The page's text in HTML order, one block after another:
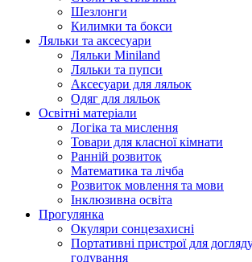
Шезлонги
Килимки та бокси
Ляльки та аксесуари
Ляльки Miniland
Ляльки та пупси
Аксесуари для ляльок
Одяг для ляльок
Освітні матеріали
Логіка та мислення
Товари для класної кімнати
Ранній розвиток
Математика та лічба
Розвиток мовлення та мови
Інклюзивна освіта
Прогулянка
Окуляри сонцезахисні
Портативні пристрої для
годування